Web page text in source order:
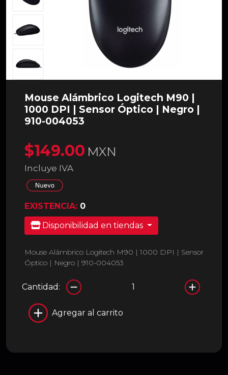
Mouse Alámbrico Logitech M90 |
1000 DPI | Sensor Óptico | Negro |
910-004053
$149.00 MXN
Incluye IVA
EXISTENCIA: 0
Disponibilidad en tiendas
Mouse Alámbrico Logitech M90 | 1000 DPI | Sensor
Óptico | Negro | 910-004053
Cantidad:
Agregar al carrito